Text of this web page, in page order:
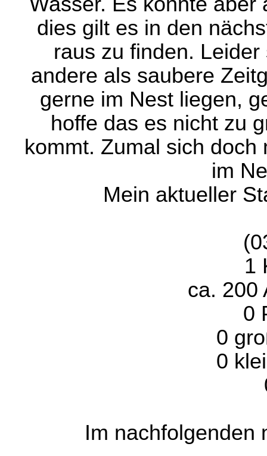
dies gilt es in den
raus zu finden.
andere als saubere
gerne im Nest liegen,
hoffe das es nicht zu
kommt. Zumal sich
im
Mein aktueller
1
ca. 200
0
0
0
Im nachfolgenden